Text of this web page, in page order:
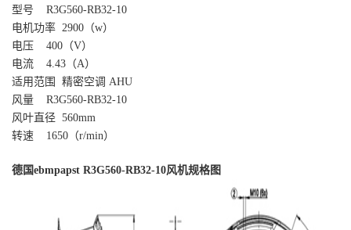
型号 R3G560-RB32-10
电机功率 2900（w）
电压 400（V）
电流 4.43（A）
适用范围 精密空调 AHU
风量 R3G560-RB32-10
风叶直径 560mm
转速 1650（r/min）
德国ebmpapst R3G560-RB32-10风机规格图